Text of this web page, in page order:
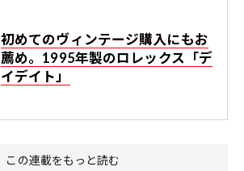
初めてのヴィンテージ購入にもお
薦め。1995年製のロレックス「デ
イデイト」
この連載をもっと読む